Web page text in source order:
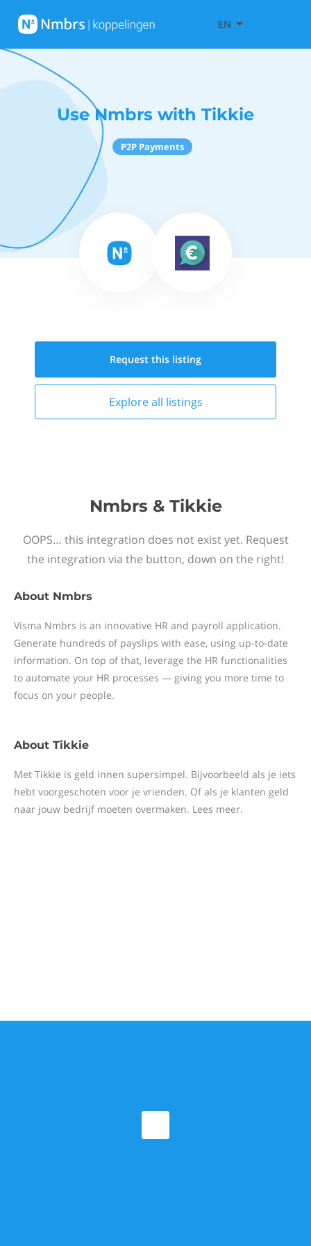
EN
Use Nmbrs with Tikkie
P2P Payments
Request this listing
Explore all listings
Nmbrs & Tikkie
OOPS… this integration does not exist yet. Request
the integration via the button, down on the right!
About Nmbrs
Visma Nmbrs is an innovative HR and payroll application.
Generate hundreds of payslips with ease, using up-to-date
information. On top of that, leverage the HR functionalities
to automate your HR processes — giving you more time to
focus on your people.
About Tikkie
Met Tikkie is geld innen supersimpel. Bijvoorbeeld als je iets
hebt voorgeschoten voor je vrienden. Of als je klanten geld
naar jouw bedrijf moeten overmaken. Lees meer.